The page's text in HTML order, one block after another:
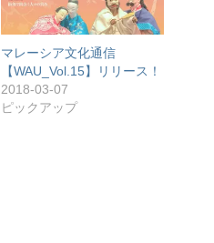
マレーシア文化通信
【WAU_Vol.15】リリース！
2018-03-07
ピックアップ